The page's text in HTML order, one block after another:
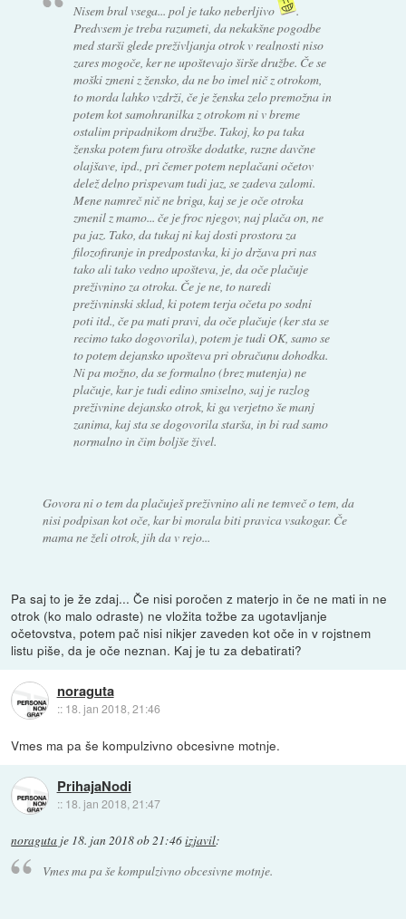
Nisem bral vsega... pol je tako neberljivo
.
Predvsem je treba razumeti, da nekakšne pogodbe
med starši glede preživljanja otrok v realnosti niso
zares mogoče, ker ne upoštevajo širše družbe. Če se
moški zmeni z žensko, da ne bo imel nič z otrokom,
to morda lahko vzdrži, če je ženska zelo premožna in
potem kot samohranilka z otrokom ni v breme
ostalim pripadnikom družbe. Takoj, ko pa taka
ženska potem fura otroške dodatke, razne davčne
olajšave, ipd., pri čemer potem neplačani očetov
delež delno prispevam tudi jaz, se zadeva zalomi.
Mene namreč nič ne briga, kaj se je oče otroka
zmenil z mamo... če je froc njegov, naj plača on, ne
pa jaz. Tako, da tukaj ni kaj dosti prostora za
filozofiranje in predpostavka, ki jo država pri nas
tako ali tako vedno upošteva, je, da oče plačuje
preživnino za otroka. Če je ne, to naredi
preživninski sklad, ki potem terja očeta po sodni
poti itd., če pa mati pravi, da oče plačuje (ker sta se
recimo tako dogovorila), potem je tudi OK, samo se
to potem dejansko upošteva pri obračunu dohodka.
Ni pa možno, da se formalno (brez mutenja) ne
plačuje, kar je tudi edino smiselno, saj je razlog
preživnine dejansko otrok, ki ga verjetno še manj
zanima, kaj sta se dogovorila starša, in bi rad samo
normalno in čim boljše živel.
Govora ni o tem da plačuješ preživnino ali ne temveč o tem, da
nisi podpisan kot oče, kar bi morala biti pravica vsakogar. Če
mama ne želi otrok, jih da v rejo...
Pa saj to je že zdaj... Če nisi poročen z materjo in če ne mati in ne
otrok (ko malo odraste) ne vložita tožbe za ugotavljanje
očetovstva, potem pač nisi nikjer zaveden kot oče in v rojstnem
listu piše, da je oče neznan. Kaj je tu za debatirati?
noraguta
:: 18. jan 2018, 21:46
Vmes ma pa še kompulzivno obcesivne motnje.
PrihajaNodi
:: 18. jan 2018, 21:47
noraguta je 18. jan 2018 ob 21:46izjavil:
Vmes ma pa še kompulzivno obcesivne motnje.